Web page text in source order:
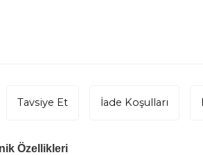
Tavsiye Et İade Koşulları
Özellikleri